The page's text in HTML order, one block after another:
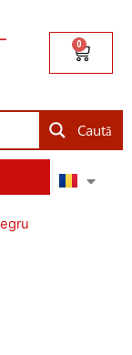
0
Caută